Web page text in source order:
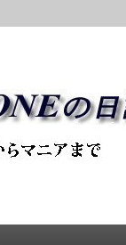
ティ
でスキップ
でスキップ